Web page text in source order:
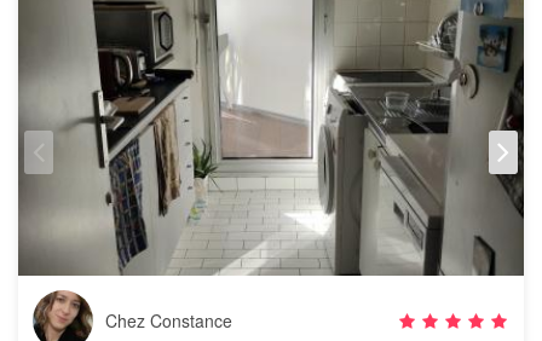
Chez Constance